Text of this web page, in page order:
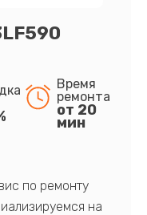
Время
ремонта
от 20
мин
по ремонту
на